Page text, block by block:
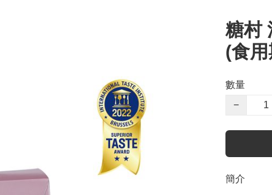
糖村
(食
數量
−
簡介